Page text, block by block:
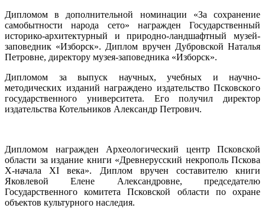
Дипломом в дополнительной номинации «За сохранение
самобытности народа сето» награжден Государственный
историко-архитектурный и природно-ландшафтный музей-
заповедник «Изборск». Диплом вручен Дубровской Наталья
Петровне, директору музея-заповедника «Изборск».
Дипломом за выпуск научных, учебных и научно-
методических изданий награждено издательство Псковского
государственного университета. Его получил директор
издательства Котельников Александр Петрович.
Дипломом награжден Археологический центр Псковской
области за издание книги «Древнерусский некрополь Пскова
X-начала XI века». Диплом вручен составителю книги
Яковлевой Елене Александровне, председателю
Государственного комитета Псковской области по охране
объектов культурного наследия.